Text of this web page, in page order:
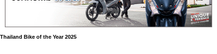
Thailand Bike of the Year 2025